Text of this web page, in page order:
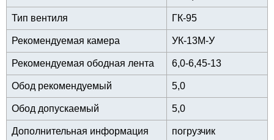
Тип вентиля ГК-95
Рекомендуемая камера УК-13М-У
Рекомендуемая ободная лента 6,0-6,45-13
Обод рекомендуемый 5,0
Обод допускаемый 5,0
Дополнительная информация погрузчик